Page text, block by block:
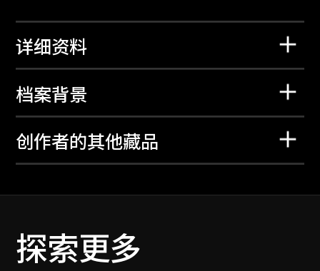
详细资料
档案背景
创作者的其他藏品
探索更多